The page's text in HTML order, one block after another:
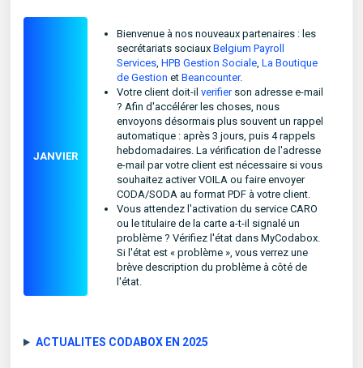
JANVIER
Bienvenue à nos nouveaux partenaires : les
secrétariats sociaux Belgium Payroll
Services, HPB Gestion Sociale, La Boutique
de Gestion et Beancounter.
Votre client doit-il verifierson adresse e-mail
? Afin d'accélérer les choses, nous
envoyons désormais plus souvent un rappel
automatique : après 3 jours, puis 4 rappels
hebdomadaires. La vérification de l'adresse
e-mail par votre client est nécessaire si vous
souhaitez activer VOILA ou faire envoyer
CODA/SODA au format PDF à votre client.
Vous attendez l'activation du service CARO
ou le titulaire de la carte a-t-il signalé un
problème ? Vérifiez l'état dans MyCodabox.
Si l'état est « problème », vous verrez une
brève description du problème à côté de
l'état.
ACTUALITES CODABOX EN 2025